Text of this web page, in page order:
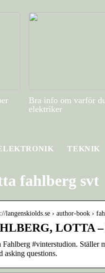
Bra info om varför
elektriker
TEKNIK
fahlberg svt
langenskiolds.se › author-book ›
LOTTA
Fahlberg #vinterstudion. Ställer
asking questions.